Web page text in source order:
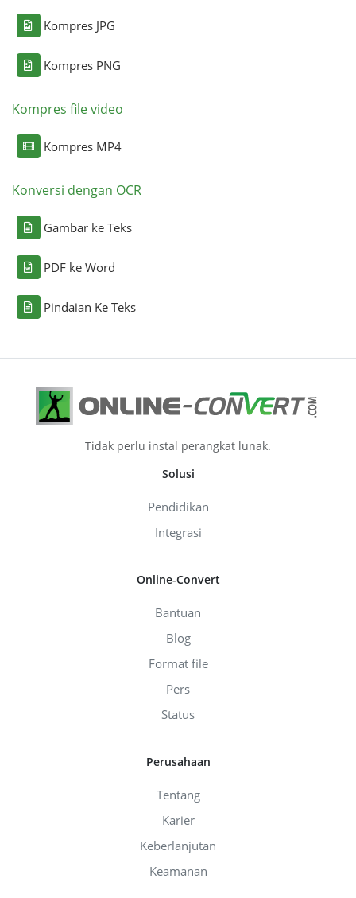
Kompres JPG
Kompres PNG
Kompres file video
Kompres MP4
Konversi dengan OCR
Gambar ke Teks
PDF ke Word
Pindaian Ke Teks
Tidak perlu instal perangkat lunak.
Solusi
Pendidikan
Integrasi
Online-Convert
Bantuan
Blog
Format file
Pers
Status
Perusahaan
Tentang
Karier
Keberlanjutan
Keamanan